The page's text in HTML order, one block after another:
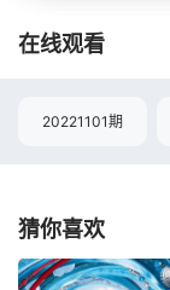
在线观看
20221101期
猜你喜欢